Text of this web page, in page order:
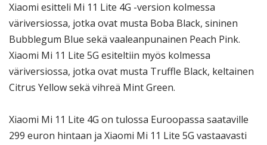
Xiaomi esitteli Mi 11 Lite 4G -version kolmessa
väriversiossa, jotka ovat musta Boba Black, sininen
Bubblegum Blue sekä vaaleanpunainen Peach Pink.
Xiaomi Mi 11 Lite 5G esiteltiin myös kolmessa
väriversiossa, jotka ovat musta Truffle Black, keltainen
Citrus Yellow sekä vihreä Mint Green.
Xiaomi Mi 11 Lite 4G on tulossa Euroopassa saataville
299 euron hintaan ja Xiaomi Mi 11 Lite 5G vastaavasti